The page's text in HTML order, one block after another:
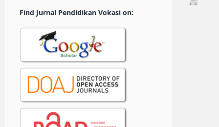
Find Jurnal Pendidikan Vokasi on: